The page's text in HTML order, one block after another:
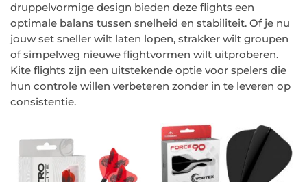
druppelvormige design bieden deze flights een
optimale balans tussen snelheid en stabiliteit. Of je nu
jouw set sneller wilt laten lopen, strakker wilt groupen
of simpelweg nieuwe flightvormen wilt uitproberen.
Kite flights zijn een uitstekende optie voor spelers die
hun controle willen verbeteren zonder in te leveren op
consistentie.